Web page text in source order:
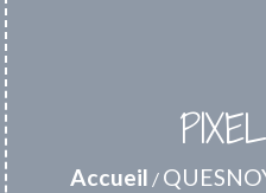
Accueil /